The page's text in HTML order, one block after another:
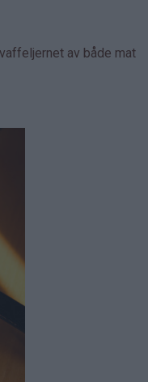
av både mat